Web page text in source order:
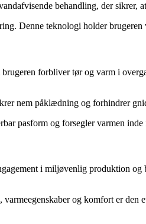
behandling, der sikrer,
Denne teknologi holder
forbliver tør og varm i
nem påklædning og forhindrer
pasform og forsegler varmen inde
i miljøvenlig produktion
og komfort er den